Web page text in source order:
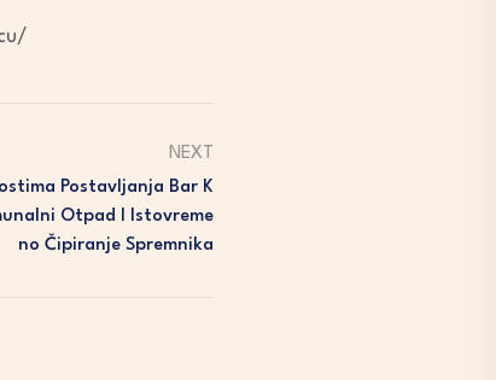
NEXT
Postavljanja Bar K
Otpad I Istovreme
No Čipiranje Spremnika